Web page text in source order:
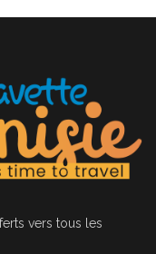
vers tous les